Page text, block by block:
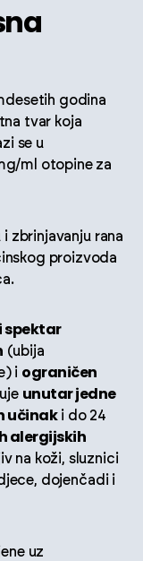
godina
tvar koja
se u
ml otopine za
zbrinjavanju rana
proizvoda
spektar
(ubija
i ograničen
unutar jedne
učinaki do 24
alergijskih
na koži, sluznici
dojenčadi i
uz